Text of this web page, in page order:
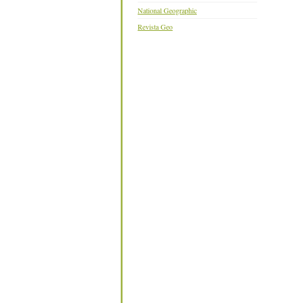
National Geographic
Revista Geo